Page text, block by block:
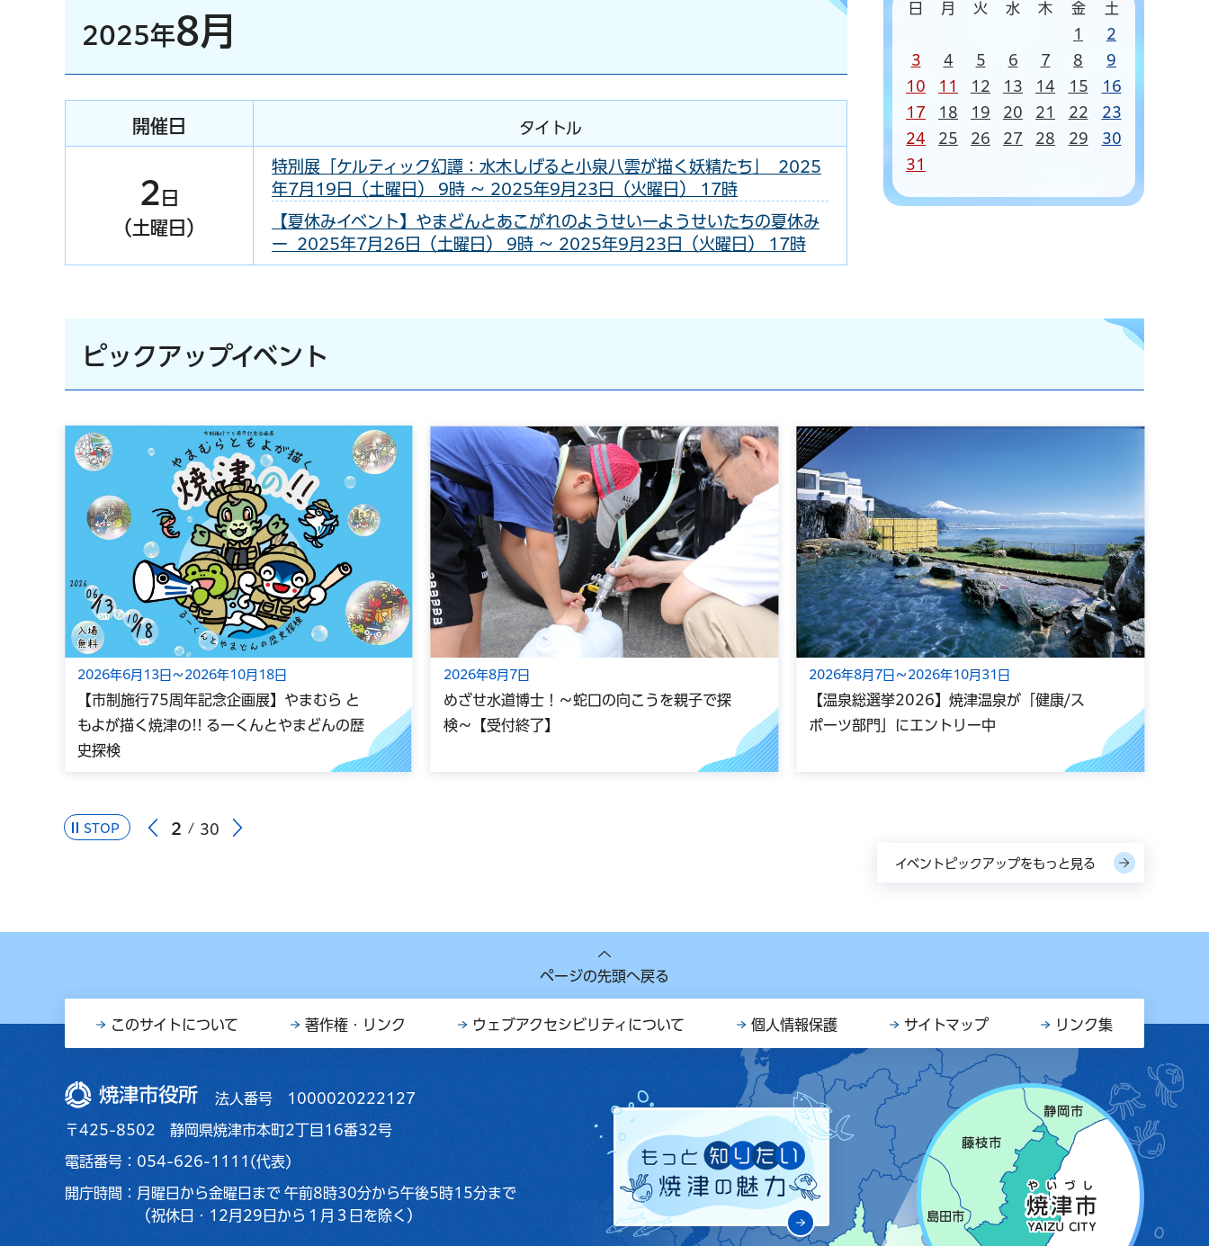
2025年8月
開催日 タイトル
2 日
（土曜日）
特別展「ケルティック幻譚：水木しげると小泉八雲が描く妖精たち」 2025
年7月19日（土曜日） 9時 ～ 2025年9月23日（火曜日） 17時
【夏休みイベント】やまどんとあこがれのようせいーようせいたちの夏休み
ー 2025年7月26日（土曜日） 9時 ～ 2025年9月23日（火曜日） 17時
日 月 火 水 木 金
土
1
2
3
4 5 6 7 8
9
10
11 12 13 14 15
16
17
18 19 20 21 22
23
24
25 26 27 28 29
30
31
ピックアップイベント
STOP 2 30
2026年6月13日～2026年10月18日
【市制施行75周年記念企画展】やまむら と
もよが描く焼津の!! るーくんとやまどんの歴
史探検
2026年8月7日
めざせ水道博士！～蛇口の向こうを親子で探
検～【受付終了】
2026年8月7日～2026年10月31日
【温泉総選挙2026】焼津温泉が「健康/ス
ポーツ部門」にエントリー中
イベントピックアップをもっと見る
ページの先頭へ戻る
このサイトについて 著作権・リンク ウェブアクセシビリティについて 個人情報保護 サイトマップ リンク集
焼津市役所 法人番号 1000020222127
〒425-8502 静岡県焼津市本町2丁目16番32号
電話番号：054-626-1111(代表)
開庁時間： 月曜日から金曜日まで 午前8時30分から午後5時15分まで
（祝休日・12月29日から１月３日を除く）